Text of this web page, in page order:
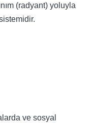
(radyant) yoluyla
ve sosyal